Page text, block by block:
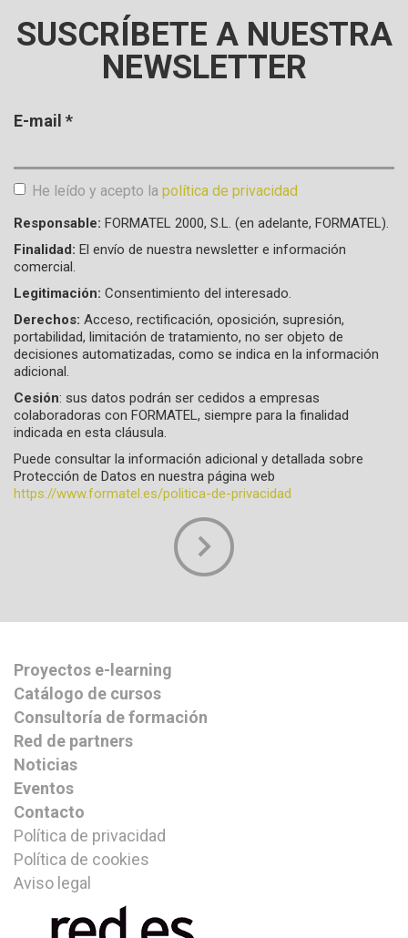
SUSCRÍBETE A NUESTRA
NEWSLETTER
E-mail *
He leído y acepto la política de privacidad
Aceptación de condiciones
Responsable: FORMATEL 2000, S.L. (en adelante, FORMATEL).
Finalidad: El envío de nuestra newsletter e información
comercial.
Legitimación: Consentimiento del interesado.
Derechos: Acceso, rectificación, oposición, supresión,
portabilidad, limitación de tratamiento, no ser objeto de
decisiones automatizadas, como se indica en la información
adicional.
Cesión: sus datos podrán ser cedidos a empresas
colaboradoras con FORMATEL, siempre para la finalidad
indicada en esta cláusula.
Puede consultar la información adicional y detallada sobre
Protección de Datos en nuestra página web
https://www.formatel.es/politica-de-privacidad
Proyectos e-learning
Catálogo de cursos
Consultoría de formación
Red de partners
Noticias
Eventos
Contacto
Política de privacidad
Política de cookies
Aviso legal